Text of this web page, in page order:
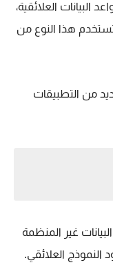
العلائقية،
هذا النوع من
من التطبيقات
غير المنظمة
النموذج العلائقي.